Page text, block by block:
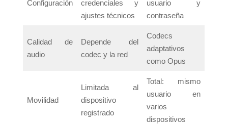
Configuración
credenciales y
ajustes técnicos
usuario y
contraseña
Calidad de
audio
Depende del
codec y la red
Codecs
adaptativos
como Opus
Movilidad
Limitada al
dispositivo
registrado
Total: mismo
usuario en
varios
dispositivos